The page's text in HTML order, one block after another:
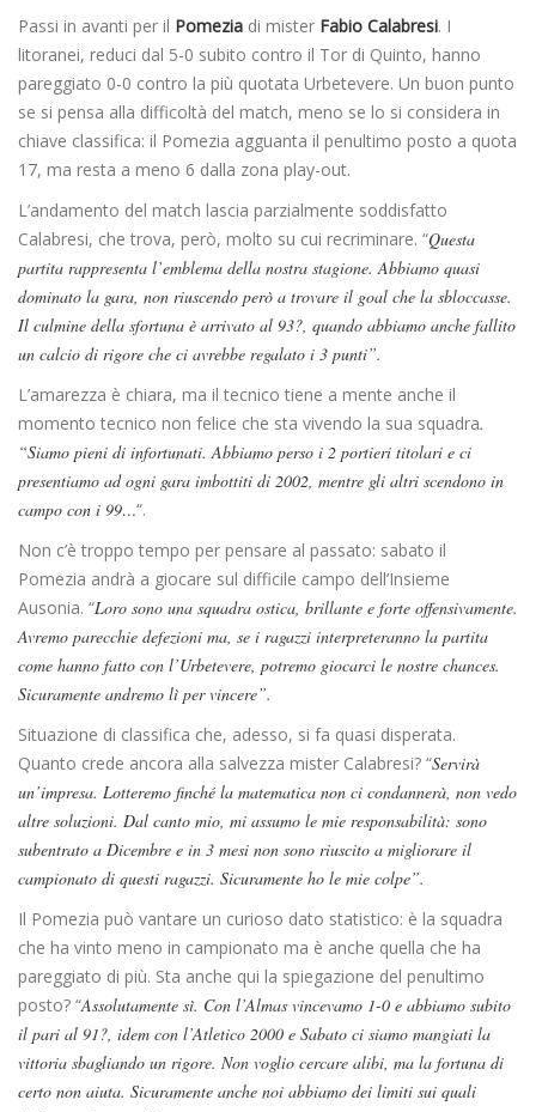
Passi in avanti per il Pomezia di mister Fabio Calabresi. I
litoranei, reduci dal 5-0 subito contro il Tor di Quinto, hanno
pareggiato 0-0 contro la più quotata Urbetevere. Un buon punto
se si pensa alla difficoltà del match, meno se lo si considera in
chiave classifica: il Pomezia agguanta il penultimo posto a quota
17, ma resta a meno 6 dalla zona play-out.
L’andamento del match lascia parzialmente soddisfatto
Calabresi, che trova, però, molto su cui recriminare. “Questa
partita rappresenta l’emblema della nostra stagione. Abbiamo quasi
dominato la gara, non riuscendo però a trovare il goal che la sbloccasse.
Il culmine della sfortuna è arrivato al 93?, quando abbiamo anche fallito
un calcio di rigore che ci avrebbe regalato i 3 punti”.
L’amarezza è chiara, ma il tecnico tiene a mente anche il
momento tecnico non felice che sta vivendo la sua squadra.
“Siamo pieni di infortunati. Abbiamo perso i 2 portieri titolari e ci
presentiamo ad ogni gara imbottiti di 2002, mentre gli altri scendono in
campo con i 99…“.
Non c’è troppo tempo per pensare al passato: sabato il
Pomezia andrà a giocare sul difficile campo dell’Insieme
Ausonia. “Loro sono una squadra ostica, brillante e forte offensivamente.
Avremo parecchie defezioni ma, se i ragazzi interpreteranno la partita
come hanno fatto con l’Urbetevere, potremo giocarci le nostre chances.
Sicuramente andremo lì per vincere”.
Situazione di classifica che, adesso, si fa quasi disperata.
Quanto crede ancora alla salvezza mister Calabresi? “Servirà
un’impresa. Lotteremo finché la matematica non ci condannerà, non vedo
altre soluzioni. Dal canto mio, mi assumo le mie responsabilità: sono
subentrato a Dicembre e in 3 mesi non sono riuscito a migliorare il
campionato di questi ragazzi. Sicuramente ho le mie colpe”.
Il Pomezia può vantare un curioso dato statistico: è la squadra
che ha vinto meno in campionato ma è anche quella che ha
pareggiato di più. Sta anche qui la spiegazione del penultimo
posto? “Assolutamente sì. Con l’Almas vincevamo 1-0 e abbiamo subito
il pari al 91?, idem con l’Atletico 2000 e Sabato ci siamo mangiati la
vittoria sbagliando un rigore. Non voglio cercare alibi, ma la fortuna di
certo non aiuta. Sicuramente anche noi abbiamo dei limiti sui quali